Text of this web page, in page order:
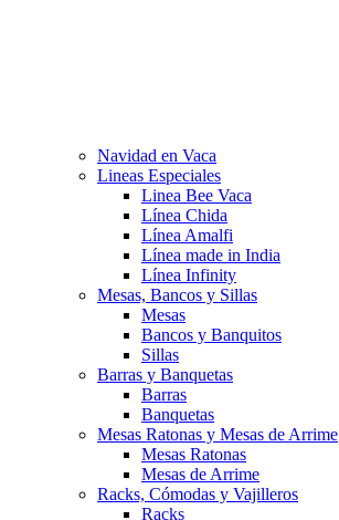
Navidad en Vaca
Lineas Especiales
Linea Bee Vaca
Línea Chida
Línea Amalfi
Línea made in India
Línea Infinity
Mesas, Bancos y Sillas
Mesas
Bancos y Banquitos
Sillas
Barras y Banquetas
Barras
Banquetas
Mesas Ratonas y Mesas de Arrime
Mesas Ratonas
Mesas de Arrime
Racks, Cómodas y Vajilleros
Racks